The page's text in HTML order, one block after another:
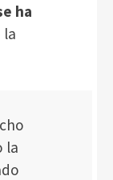
ha
la
la